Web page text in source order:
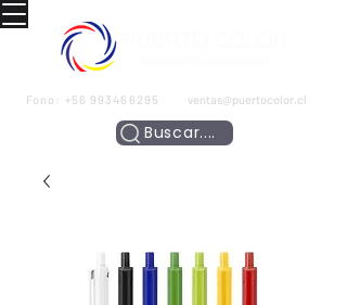
Fono: +56 993466295 ventas@puertocolor.cl
Buscar....